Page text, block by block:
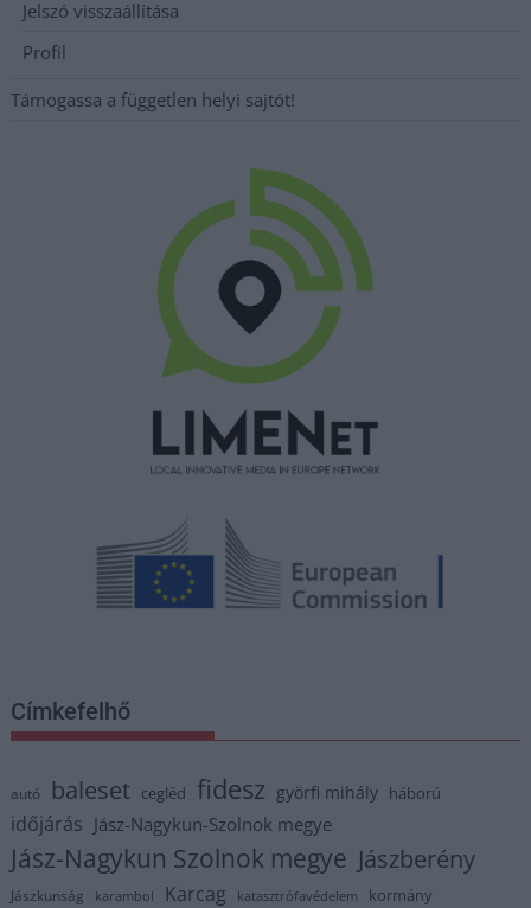
Jelszó visszaállítása
Profil
Támogassa a független helyi sajtót!
Címkefelhő
autó baleset cegléd fidesz györfi mihály háború
időjárás Jász-Nagykun-Szolnok megye
Jász-Nagykun Szolnok megye Jászberény
Jászkunság karambol Karcag katasztrófavédelem kormány